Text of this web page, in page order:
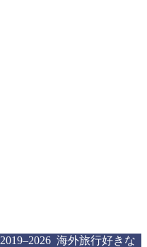
2019–2026 海外旅行好きな